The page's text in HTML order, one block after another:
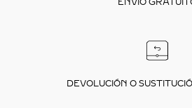
DEVOLUCIÓN O